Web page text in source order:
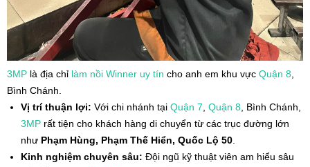
3MP là địa chỉ làm nồi Winner uy tín cho anh em khu vực Quận 8,
Bình Chánh.
Vị trí thuận lợi: Với chi nhánh tại Quận 7, Quận 8, Bình Chánh,
3MP rất tiện cho khách hàng di chuyển từ các trục đường lớn
như Phạm Hùng, Phạm Thế Hiển, Quốc Lộ 50.
Kinh nghiệm chuyên sâu: Đội ngũ kỹ thuật viên am hiểu sâu